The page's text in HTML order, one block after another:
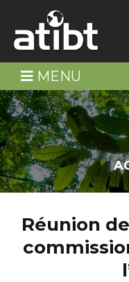
MENU
Réunion